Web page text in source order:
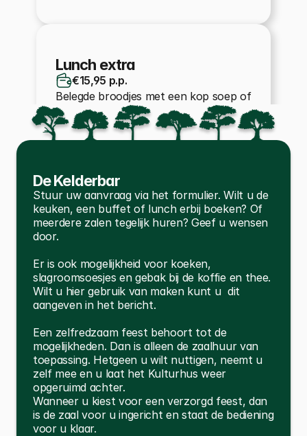
De Kelderbar
Stuur uw aanvraag via het formulier. Wilt u de
keuken, een buffet of lunch erbij boeken? Of
meerdere zalen tegelijk huren? Geef u wensen
door.
Er is ook mogelijkheid voor koeken,
slagroomsoesjes en gebak bij de koffie en thee.
Wilt u hier gebruik van maken kunt u  dit
aangeven in het bericht.
Een zelfredzaam feest behoort tot de
mogelijkheden. Dan is alleen de zaalhuur van
toepassing. Hetgeen u wilt nuttigen, neemt u
zelf mee en u laat het Kulturhus weer
opgeruimd achter.
Wanneer u kiest voor een verzorgd feest, dan
is de zaal voor u ingericht en staat de bediening
voor u klaar.
Lunch extra
€15,95 p.p.
Belegde broodjes met een kop soep of
een broodje kroket. Twee dranken en
fruit.
Luxe lunch
€17,95 p.p.
Belegde broodjes met soep en een
dranken en fruit.